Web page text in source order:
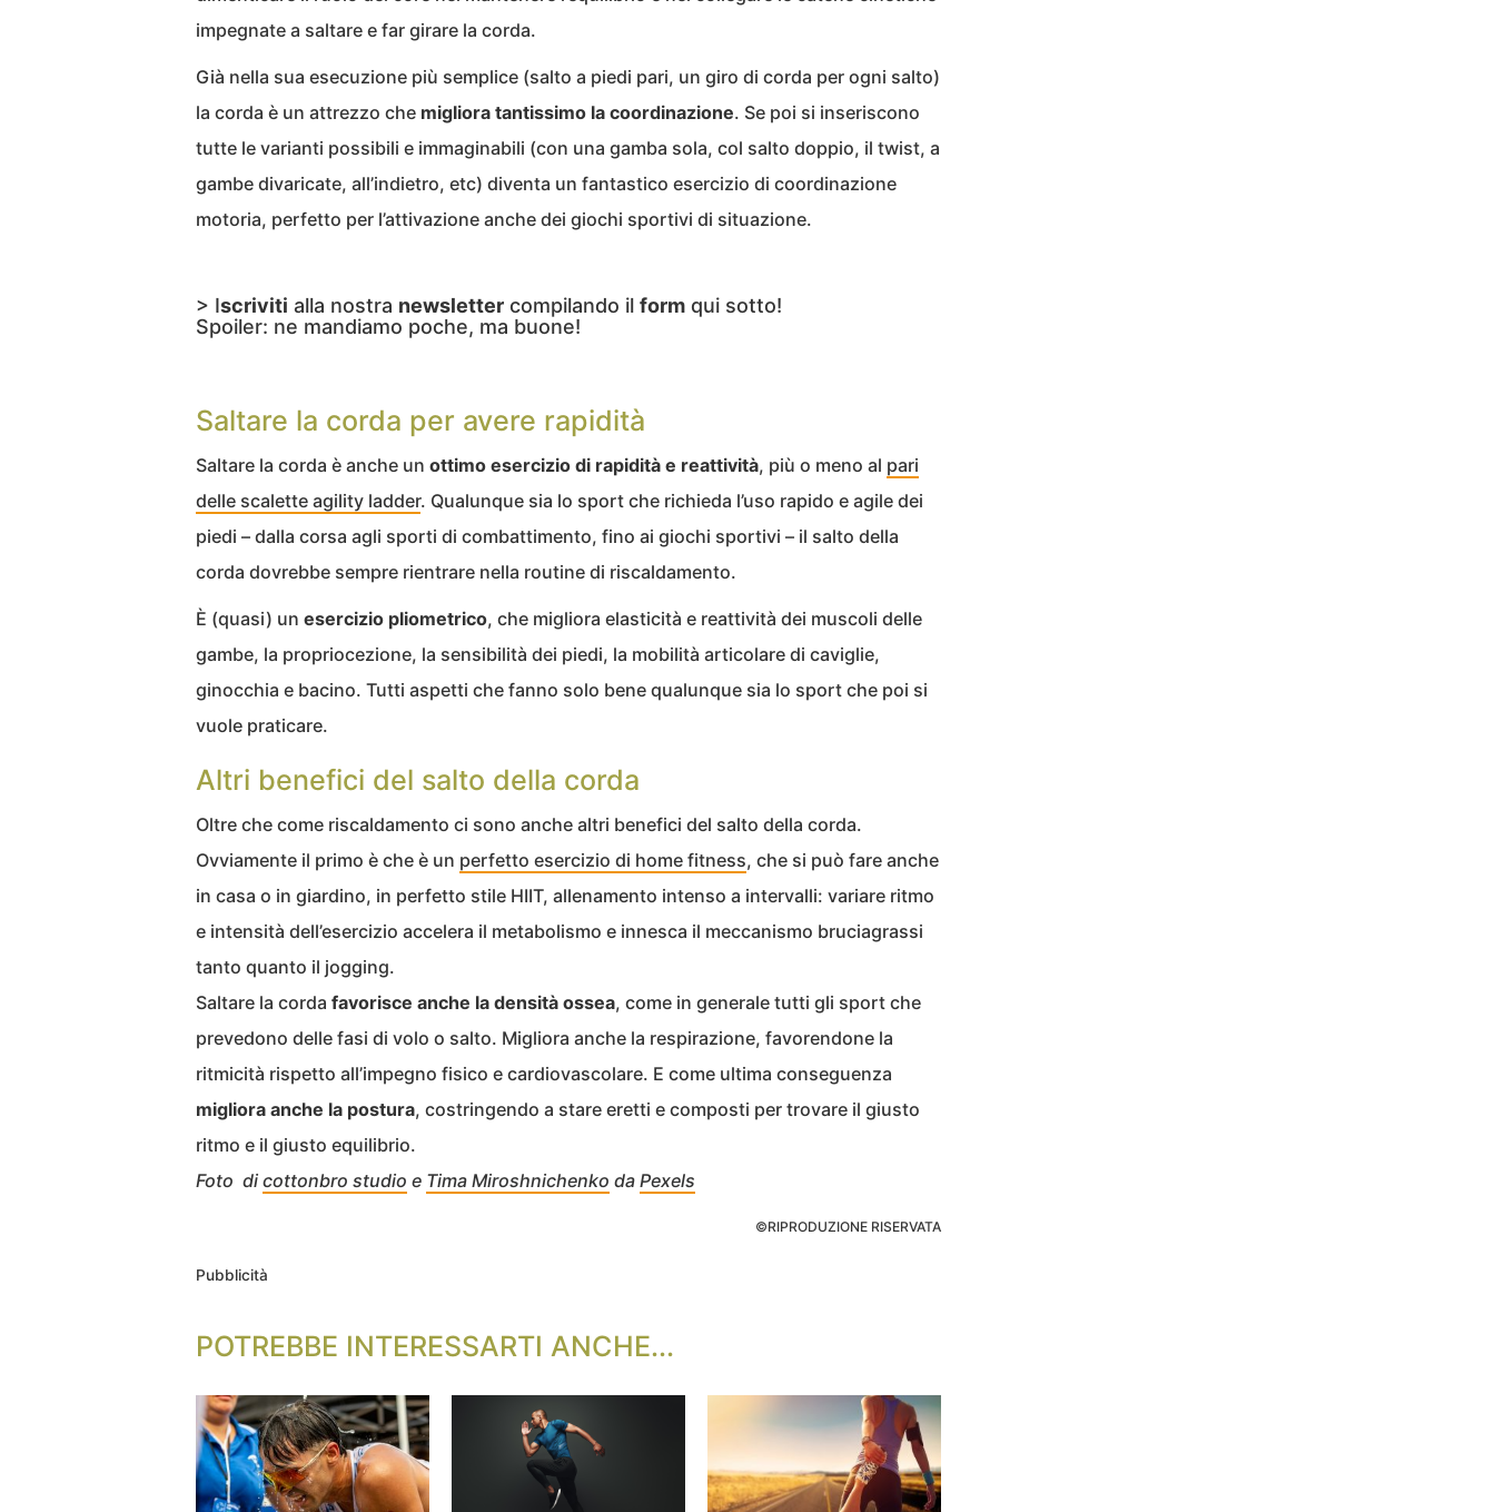
impegnate a saltare e far girare la corda.
Già nella sua esecuzione più semplice (salto a piedi pari, un giro di corda per ogni salto)
la corda è un attrezzo che migliora tantissimo la coordinazione. Se poi si inseriscono
tutte le varianti possibili e immaginabili (con una gamba sola, col salto doppio, il twist, a
gambe divaricate, all’indietro, etc) diventa un fantastico esercizio di coordinazione
motoria, perfetto per l’attivazione anche dei giochi sportivi di situazione.
> Iscriviti alla nostra newsletter compilando il form qui sotto!
Spoiler: ne mandiamo poche, ma buone!
Saltare la corda per avere rapidità
Saltare la corda è anche un ottimo esercizio di rapidità e reattività, più o meno al pari
delle scalette agility ladder. Qualunque sia lo sport che richieda l’uso rapido e agile dei
piedi – dalla corsa agli sporti di combattimento, fino ai giochi sportivi – il salto della
corda dovrebbe sempre rientrare nella routine di riscaldamento.
È (quasi) un esercizio pliometrico, che migliora elasticità e reattività dei muscoli delle
gambe, la propriocezione, la sensibilità dei piedi, la mobilità articolare di caviglie,
ginocchia e bacino. Tutti aspetti che fanno solo bene qualunque sia lo sport che poi si
vuole praticare.
Altri benefici del salto della corda
Oltre che come riscaldamento ci sono anche altri benefici del salto della corda.
Ovviamente il primo è che è un perfetto esercizio di home fitness, che si può fare anche
in casa o in giardino, in perfetto stile HIIT, allenamento intenso a intervalli: variare ritmo
e intensità dell’esercizio accelera il metabolismo e innesca il meccanismo bruciagrassi
tanto quanto il jogging.
Saltare la corda favorisce anche la densità ossea, come in generale tutti gli sport che
prevedono delle fasi di volo o salto. Migliora anche la respirazione, favorendone la
ritmicità rispetto all’impegno fisico e cardiovascolare. E come ultima conseguenza
migliora anche la postura, costringendo a stare eretti e composti per trovare il giusto
ritmo e il giusto equilibrio.
Foto di cottonbro studio e Tima Miroshnichenko da Pexels
©RIPRODUZIONE RISERVATA
Pubblicità
POTREBBE INTERESSARTI ANCHE...